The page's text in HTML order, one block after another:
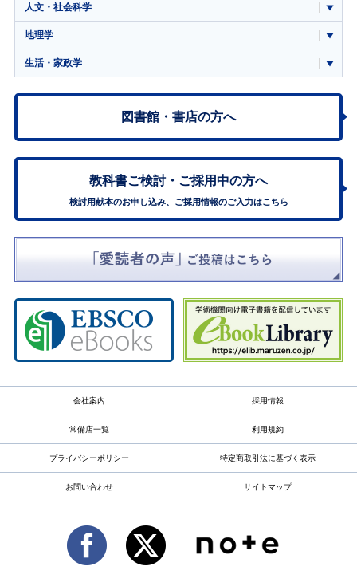
人文・社会科学
地理学
生活・家政学
図書館・書店の方へ
教科書ご検討・ ご採用中の方へ
検討用献本のお申し込み、ご採用情報のご入力はこちら
会社案内 採用情報
常備店一覧 利用規約
プライバシーポリシー 特定商取引法に基づく表示
お問い合わせ サイトマップ